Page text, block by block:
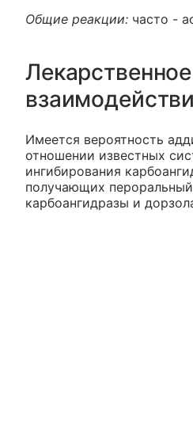
Общие реакции: часто -
Лекарственное
Имеется вероятность
отношении известных
ингибирования
получающих
карбоангидразы и